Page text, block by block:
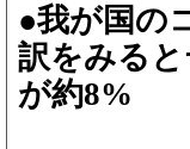
●我が国の
訳をみる
が約8%